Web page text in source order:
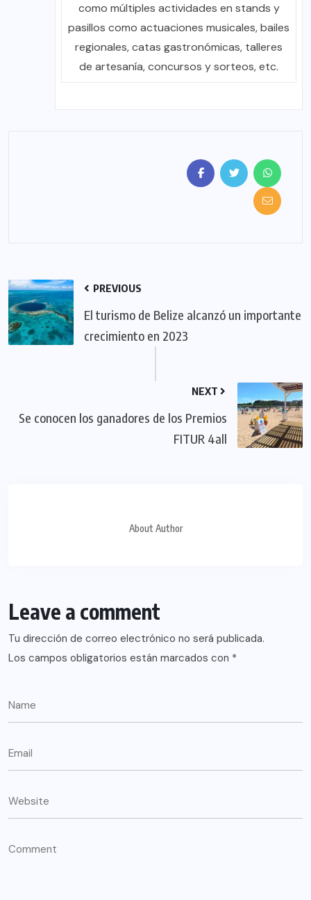
como múltiples actividades en stands y
pasillos como actuaciones musicales, bailes
regionales, catas gastronómicas, talleres
de artesanía, concursos y sorteos, etc.
PREVIOUS
El turismo de Belize alcanzó un importante
crecimiento en 2023
NEXT
Se conocen los ganadores de los Premios
FITUR 4all
About Author
Leave a comment
Tu dirección de correo electrónico no será publicada.
Los campos obligatorios están marcados con *